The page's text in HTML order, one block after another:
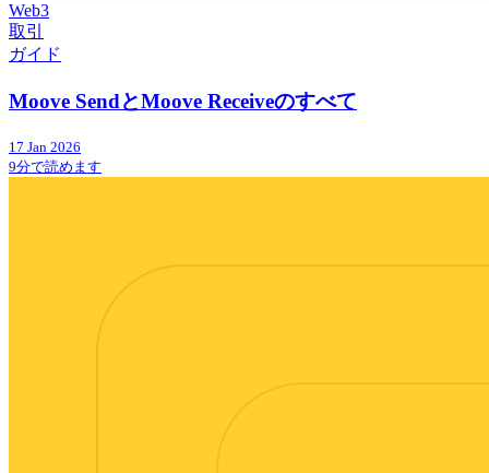
Web3
取引
ガイド
Moove SendとMoove Receiveのすべて
17 Jan 2026
9分で読めます